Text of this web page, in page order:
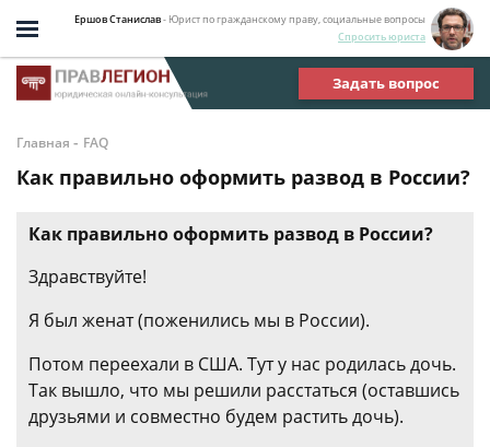
Ершов Станислав- Юрист по гражданскому праву, социальные вопросы
Спросить юриста
Задать вопрос
Главная - FAQ
Как правильно оформить развод в России?
Как правильно оформить развод в России?
Здравствуйте!
Я был женат (поженились мы в России).
Потом переехали в США. Тут у нас родилась дочь.
Так вышло, что мы решили расстаться (оставшись
друзьями и совместно будем растить дочь).